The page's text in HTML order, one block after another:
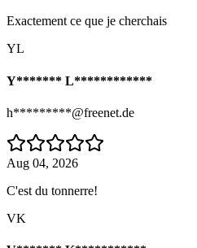
Exactement ce que je cherchais
YL
Y******* L************
h*********@freenet.de
Aug 04, 2026
C'est du tonnerre!
VK